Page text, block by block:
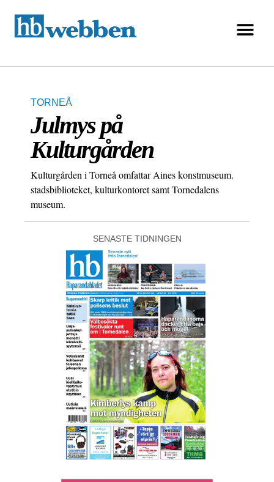
TORNEÅ
Julmys på
Kulturgården
Kulturgården i Torneå omfattar Aines konstmuseum.
stadsbiblioteket, kulturkontoret samt Tornedalens
museum.
SENASTE TIDNINGEN